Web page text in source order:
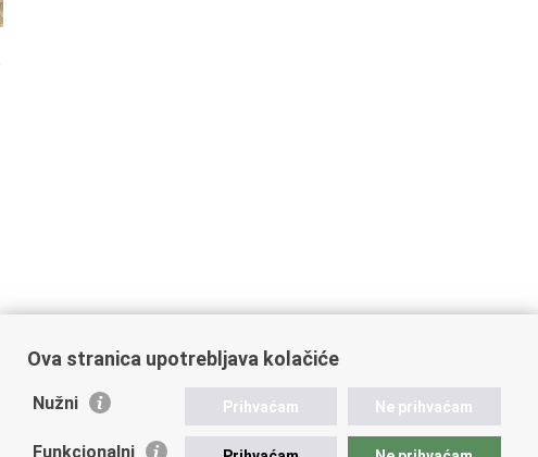
Ova stranica upotrebljava kolačiće
Nužni Prihvaćam Ne prihvaćam
Funkcionalni